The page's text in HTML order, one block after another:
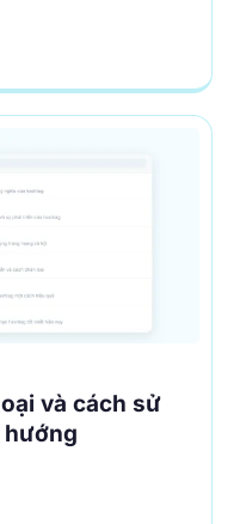
và cách sử
hướng